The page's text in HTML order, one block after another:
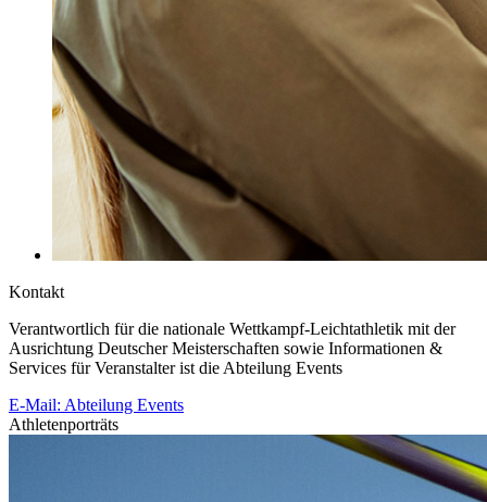
Kontakt
Verantwortlich für die nationale Wettkampf-Leichtathletik mit der
Ausrichtung Deutscher Meisterschaften sowie Informationen &
Services für Veranstalter ist die Abteilung Events
E-Mail: Abteilung Events
Athletenporträts